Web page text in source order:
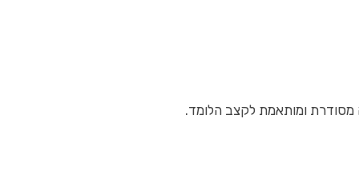
מסודרת ומותאמת לקצב הלומד.